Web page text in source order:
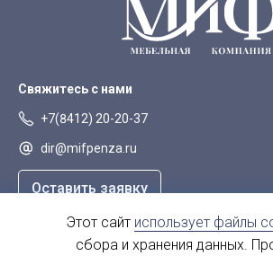
Тверь
Свяжитесь с нами
+7(8412) 20-20-37
dir@mifpenza.ru
Оставить заявку
Этот сайт использует файлы
сбора и хранения данных.